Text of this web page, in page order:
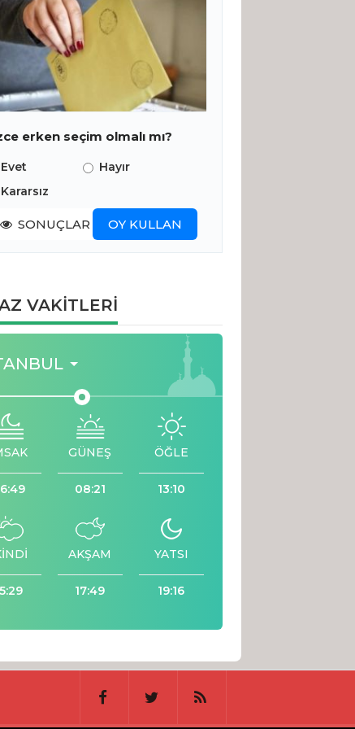
erken seçim olmalı mı?
Evet
Hayır
Kararsız
SONUÇLAR OY KULLAN
VAKİTLERİ
GÜNEŞ
08:21
ÖĞLE
13:10
AKŞAM
17:49
YATSI
19:16